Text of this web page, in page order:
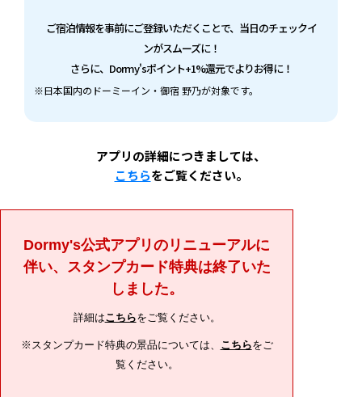
ご宿泊情報を事前にご登録いただくことで、 当日のチェックイ
ンがスムーズに！
さらに、Dormy'sポイント+1%還元でよりお得に！
※日本国内のドーミーイン・御宿 野乃が対象です。
アプリの詳細につきましては、
こちらをご覧ください。
Dormy's公式アプリのリニューアルに
伴い、スタンプカード特典は終了いた
しました。
詳細はこちらをご覧ください。
※スタンプカード特典の景品については、 こちらをご
覧ください。